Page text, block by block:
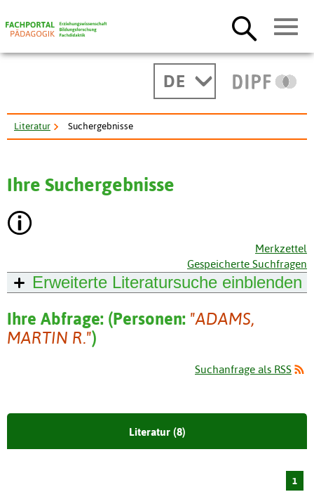
DE
Literatur Suchergebnisse
Ihre Suchergebnisse
Merkzettel
Gespeicherte Suchfragen
Erweiterte Literatursuche einblenden
Ihre Abfrage: (Personen: "ADAMS,
MARTIN R.")
Suchanfrage als RSS
Literatur (8)
1